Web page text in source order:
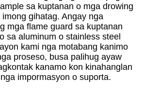
sa kuptanan o mga drowing
gihatag. Angay nga
mga flame guard sa kuptanan
sa aluminum o stainless steel
kami nga motabang kanimo
proseso, busa palihug ayaw
kanamo kon kinahanglan
impormasyon o suporta.